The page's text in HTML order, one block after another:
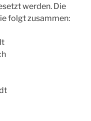
werden. Die
folgt zusammen: